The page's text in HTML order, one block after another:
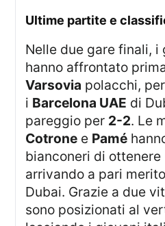
ultime partite e
Nelle due gare finali, i giovani juventini
hanno affrontato
Varsovia polacchi,
i Barcelona UAE di
pareggio per 2-2. Le
Cotrone e Pamé
bianconeri di ottenere
arrivando a pari
Dubai. Grazie a due
sono posizionati al